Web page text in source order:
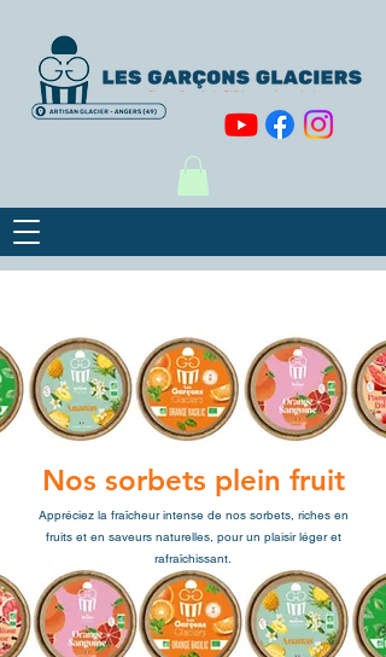
Nos sorbets plein fruit
Appréciez la fraîcheur intense de nos sorbets, riches en
fruits et en saveurs naturelles, pour un plaisir léger et
rafraîchissant.